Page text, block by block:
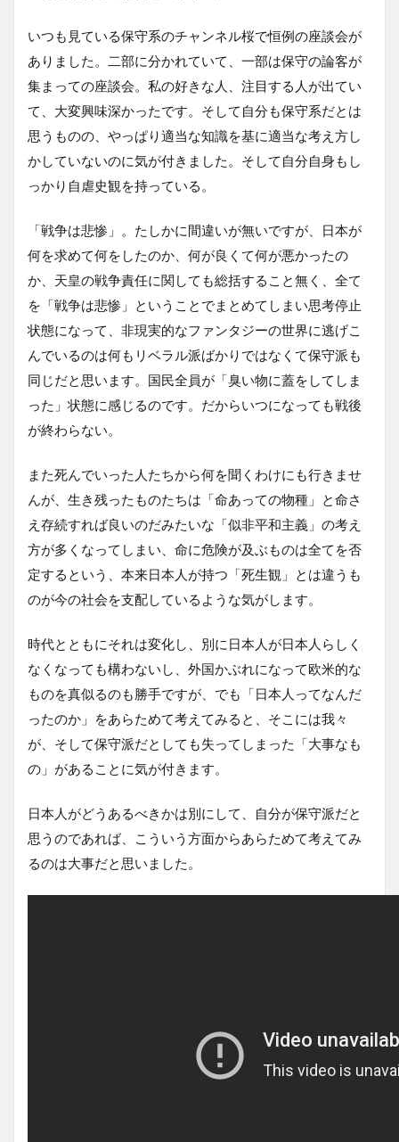
いつも見ている保守系のチャンネル桜で恒例の座談会が
ありました。二部に分かれていて、一部は保守の論客が
集まっての座談会。私の好きな人、注目する人が出てい
て、大変興味深かったです。そして自分も保守系だとは
思うものの、やっぱり適当な知識を基に適当な考え方し
かしていないのに気が付きました。そして自分自身もし
っかり自虐史観を持っている。
「戦争は悲惨」。たしかに間違いが無いですが、日本が
何を求めて何をしたのか、何が良くて何が悪かったの
か、天皇の戦争責任に関しても総括すること無く、全て
を「戦争は悲惨」ということでまとめてしまい思考停止
状態になって、非現実的なファンタジーの世界に逃げこ
んでいるのは何もリベラル派ばかりではなくて保守派も
同じだと思います。国民全員が「臭い物に蓋をしてしま
った」状態に感じるのです。だからいつになっても戦後
が終わらない。
また死んでいった人たちから何を聞くわけにも行きませ
んが、生き残ったものたちは「命あっての物種」と命さ
え存続すれば良いのだみたいな「似非平和主義」の考え
方が多くなってしまい、命に危険が及ぶものは全てを否
定するという、本来日本人が持つ「死生観」とは違うも
のが今の社会を支配しているような気がします。
時代とともにそれは変化し、別に日本人が日本人らしく
なくなっても構わないし、外国かぶれになって欧米的な
ものを真似るのも勝手ですが、でも「日本人ってなんだ
ったのか」をあらためて考えてみると、そこには我々
が、そして保守派だとしても失ってしまった「大事なも
の」があることに気が付きます。
日本人がどうあるべきかは別にして、自分が保守派だと
思うのであれば、こういう方面からあらためて考えてみ
るのは大事だと思いました。